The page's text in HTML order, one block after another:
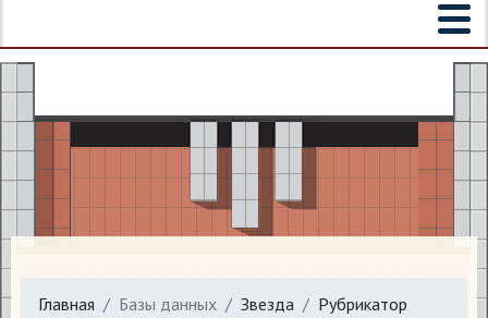
Главная Базы данных Звезда
Рубрикатор